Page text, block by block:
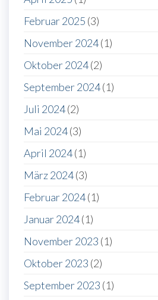
Februar 2025 (3)
November 2024(1)
Oktober 2024(2)
September 2024(1)
Juli 2024(2)
Mai 2024(3)
April 2024(1)
März 2024(3)
Februar 2024(1)
Januar 2024(1)
November 2023 (1)
Oktober 2023 (2)
September 2023 (1)